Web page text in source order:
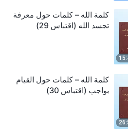
كلمة الله – كلمات حول معرفة
تجسد الله (اقتباس 29)
كلمة الله – كلمات حول القيام
بواجب (اقتباس 30)